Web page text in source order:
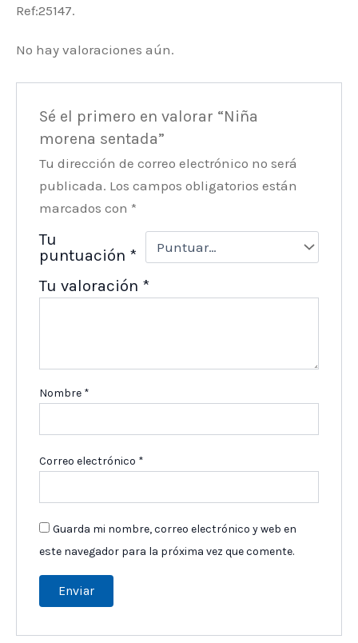
Ref:25147.
No hay valoraciones aún.
Sé el primero en valorar “Niña
morena sentada”
Tu dirección de correo electrónico no será
publicada. Los campos obligatorios están
marcados con *
Tu
puntuación *
Tu valoración *
Nombre *
Correo electrónico *
Guarda mi nombre, correo electrónico y web en
este navegador para la próxima vez que comente.